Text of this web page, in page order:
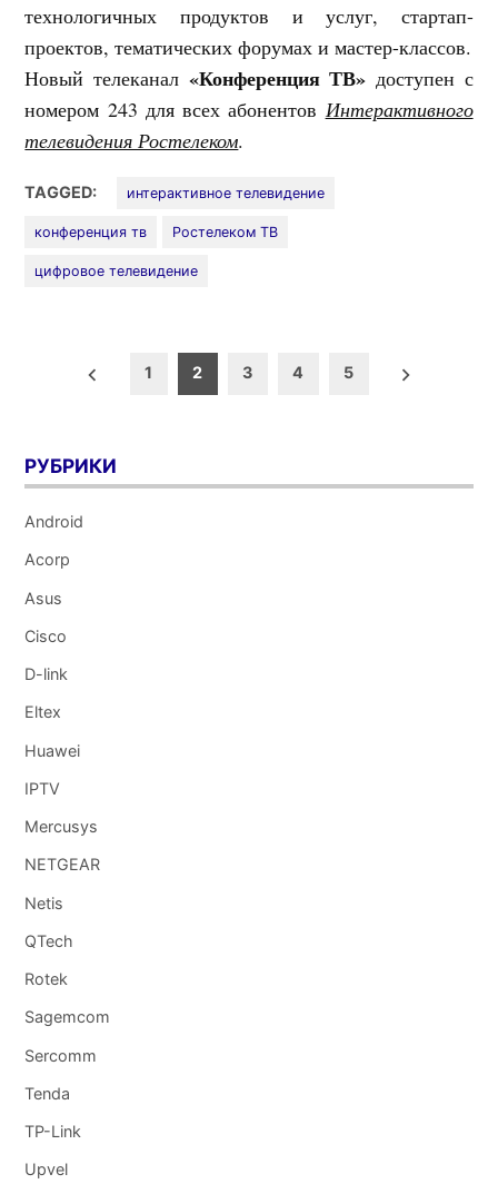
технологичных продуктов и услуг, стартап-
проектов, тематических форумах и мастер-классов.
Новый телеканал «Конференция ТВ» доступен с
номером 243 для всех абонентов Интерактивного
телевидения Ростелеком.
TAGGED: интерактивное телевидение
конференция тв Ростелеком ТВ
цифровое телевидение
Пагинация
1 2 3 4 5
РУБРИКИ
Android
Acorp
Asus
Cisco
D-link
Eltex
Huawei
IPTV
Mercusys
NETGEAR
Netis
QTech
Rotek
Sagemcom
Sercomm
Tenda
TP-Link
Upvel